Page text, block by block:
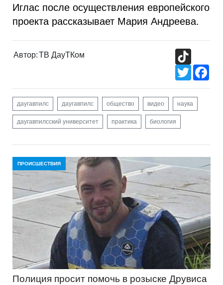
Иглас после осуществления европейского
проекта рассказывает Мария Андреева.
Автор:ТВ ДауТКом
Twitter
даугавпилс даугавпилс общество видео наука
даугавпилсский университет практика биология
ПРОИСШЕСТВИЯ
Полиция просит помочь в розыске Друвиса